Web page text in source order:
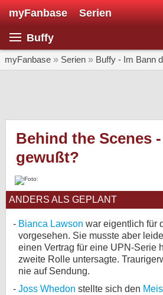
myFanbase Serien
Buffy
myFanbase » Serien » Buffy - Im Bann
Behind the Scenes
gewußt?
ANDERS ALS GEPLANT
Bianca Lawson war eigentlich für
vorgesehen. Sie musste aber
einen Vertrag für eine UPN-Serie
zweite Rolle untersagte.
nie auf Sendung.
Joss Whedon stellte sich den
Serie
SERIEN
Specials
SERVICE
Forum